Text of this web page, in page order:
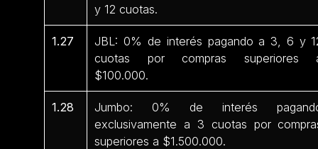
y 12 cuotas.
1.27
JBL: 0% de interés pagando a 3, 6 y
cuotas por compras superiores
$100.000.
1.28
Jumbo: 0% de interés
exclusivamente a 3 cuotas por
superiores a $1.500.000.